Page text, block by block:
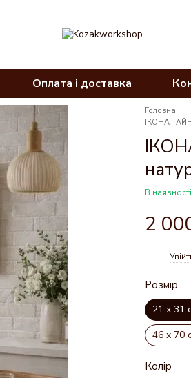
Оплата і доставка
Головна
ІКОНА
В наявності
2
Розмір
21 х 31
46 х 70
Колір